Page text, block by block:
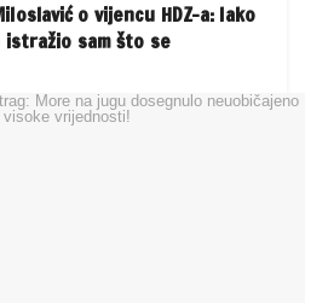
o vijencu HDZ-a: Iako
sam što se